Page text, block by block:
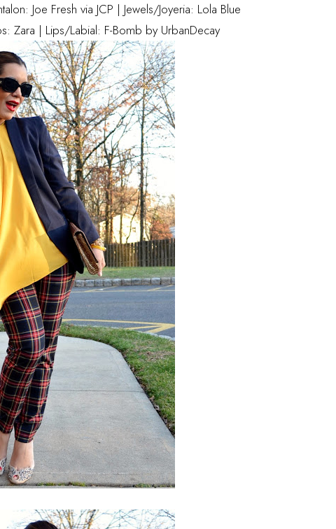
Joe Fresh via JCP | Jewels/Joyeria: Lola Blue
Zara | Lips/Labial: F-Bomb by UrbanDecay